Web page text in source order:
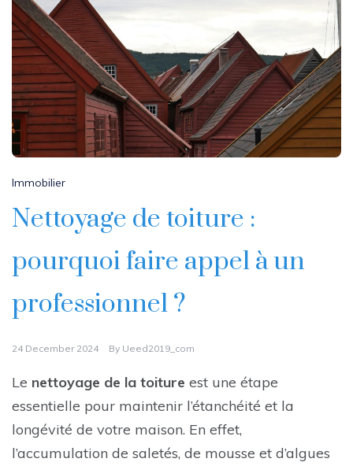
Immobilier
Nettoyage de toiture :
pourquoi faire appel à un
professionnel ?
24 December 2024 By Ueed2019_com
Le nettoyage de la toiture est une étape
essentielle pour maintenir l’étanchéité et la
longévité de votre maison. En effet,
l’accumulation de saletés, de mousse et d’algues